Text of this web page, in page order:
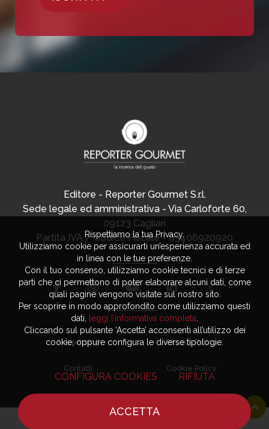
Editore - Reporter Gourmet S.r.l.
Sede legale ed amministrativa - Via Carloforte 60,
09123 Cagliari
Partita IVA / Codice Fiscale - 03406920920
Advertising
Contatti
Privacy Policy
Cookie Policy
Rispettiamo la tua Privacy.
Utilizziamo cookie per assicurarti un’esperienza accurata ed
in linea con le tue preferenze.
Con il tuo consenso, utilizziamo cookie tecnici e di terze
parti che ci permettono di poter elaborare alcuni dati, come
quali pagine vengono visitate sul nostro sito.
Per scoprire in modo approfondito come utilizziamo questi
dati,
leggi l’informativa completa
Cliccando sul pulsante ‘Accetta’ acconsenti all’utilizzo dei
cookie, oppure configura le diverse tipologie.
CONFIGURA COOKIES RIFIUTA
ACCETTA